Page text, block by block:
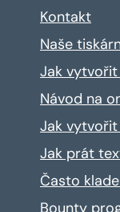
Kontakt
Naše
Jak
Návod na
Jak vytvořit
Jak prát
Často
Bounty